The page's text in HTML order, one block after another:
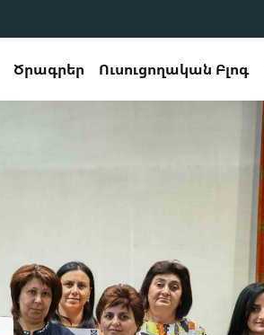
Ծրագրեր Ուսուցողական Բլոգ